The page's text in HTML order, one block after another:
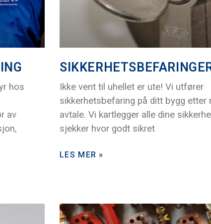
hos
av
Ikke vent til uhellet er ute! Vi utfører
sikkerhetsbefaring på ditt bygg etter
avtale. Vi kartlegger alle dine
sjekker hvor godt sikret
LES MER »